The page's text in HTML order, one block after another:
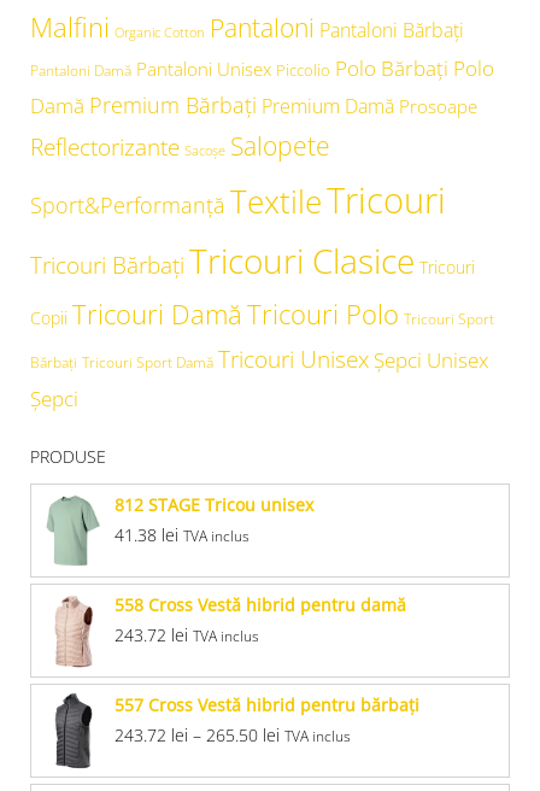
Malfini Organic Cotton Pantaloni Pantaloni Bărbați
Pantaloni Damă Pantaloni Unisex Piccolio Polo Bărbați Polo
Damă Premium Bărbați Premium Damă Prosoape
Reflectorizante Sacoșe Salopete
Sport&Performanță TextileTricouri
Tricouri BărbațiTricouri Clasice Tricouri
Copii Tricouri Damă Tricouri Polo Tricouri Sport
Bărbați Tricouri Sport Damă Tricouri Unisex Şepci Unisex
Șepci
PRODUSE
812 STAGE Tricou unisex
41.38 lei TVA inclus
558 Cross Vestă hibrid pentru damă
243.72 lei TVA inclus
557 Cross Vestă hibrid pentru bărbaţi
243.72 lei – 265.50 lei TVA inclus